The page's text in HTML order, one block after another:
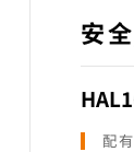
安
配